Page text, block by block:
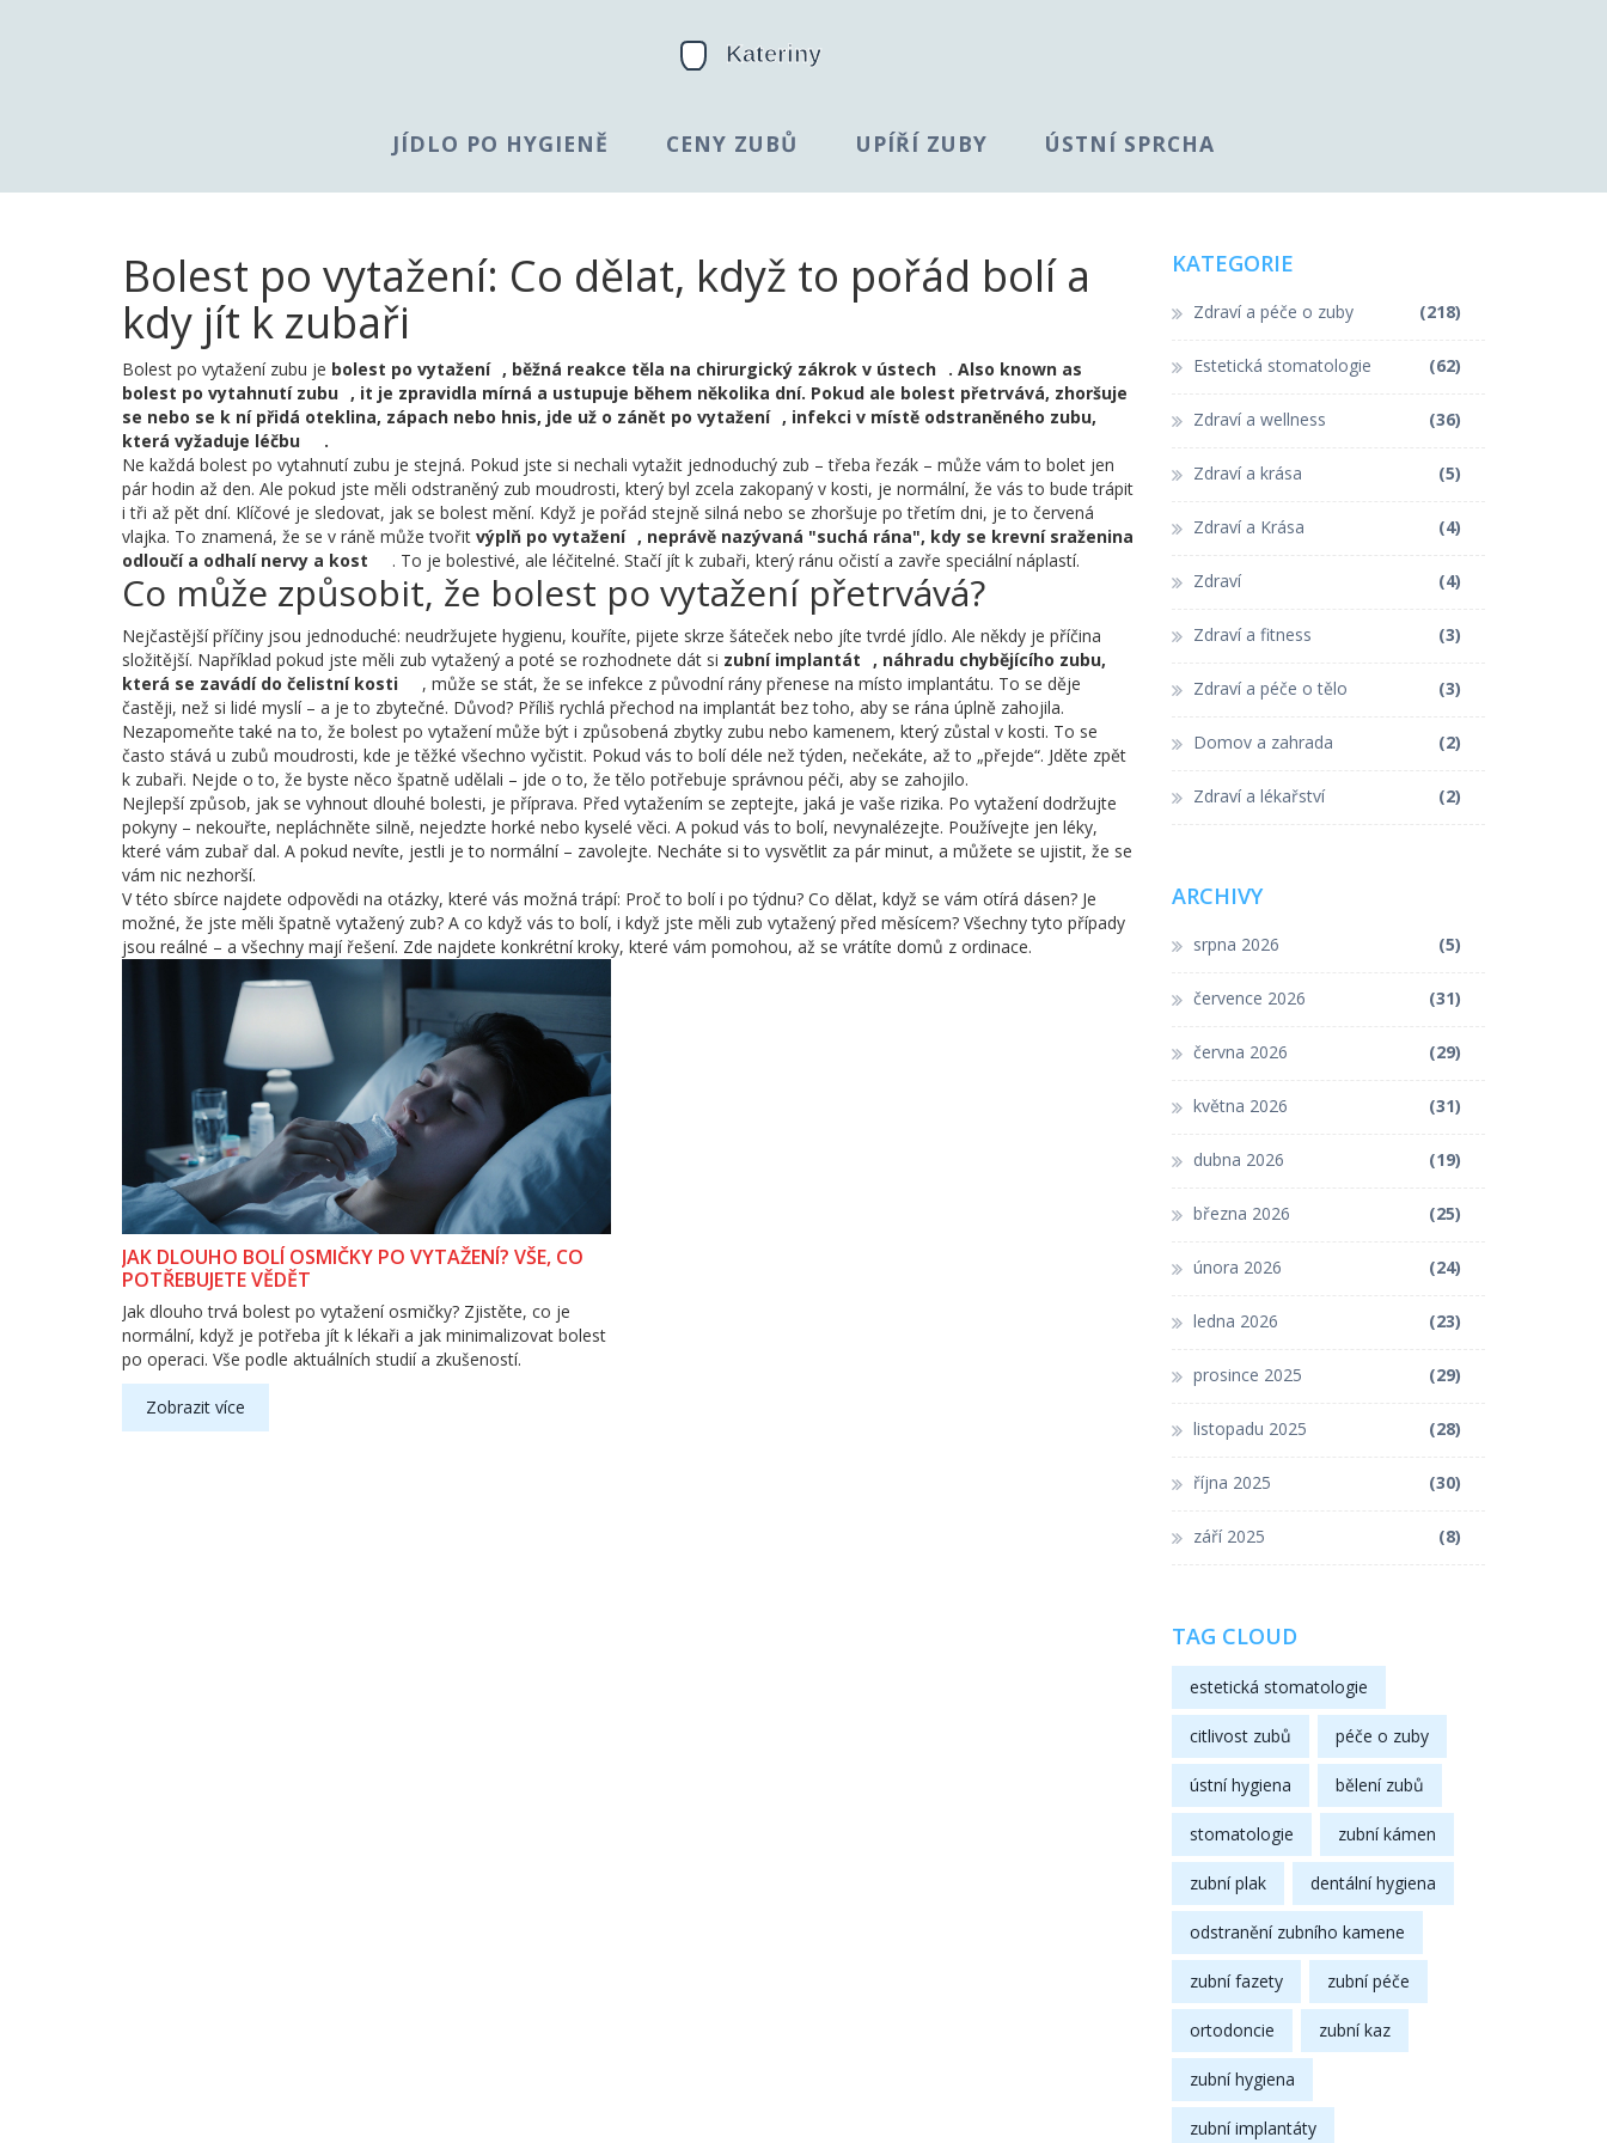
JÍDLO PO HYGIENĚ CENY ZUBŮ UPÍŘÍ ZUBY ÚSTNÍ SPRCHA
Bolest po vytažení: Co dělat, když to pořád bolí a
kdy jít k zubaři
Bolest po vytažení zubu je bolest po vytažení , běžná reakce těla na chirurgický zákrok v ústech . Also known as
bolest po vytahnutí zubu , it je zpravidla mírná a ustupuje během několika dní. Pokud ale bolest přetrvává, zhoršuje
se nebo se k ní přidá oteklina, zápach nebo hnis, jde už o zánět po vytažení , infekci v místě odstraněného zubu,
která vyžaduje léčbu
.
Ne každá bolest po vytahnutí zubu je stejná. Pokud jste si nechali vytažit jednoduchý zub – třeba řezák – může vám to bolet jen
pár hodin až den. Ale pokud jste měli odstraněný zub moudrosti, který byl zcela zakopaný v kosti, je normální, že vás to bude trápit
i tři až pět dní. Klíčové je sledovat, jak se bolest mění. Když je pořád stejně silná nebo se zhoršuje po třetím dni, je to červená
vlajka. To znamená, že se v ráně může tvořit výplň po vytažení , neprávě nazývaná "suchá rána", kdy se krevní sraženina
odloučí a odhalí nervy a kost
. To je bolestivé, ale léčitelné. Stačí jít k zubaři, který ránu očistí a zavře speciální náplastí.
Co může způsobit, že bolest po vytažení přetrvává?
Nejčastější příčiny jsou jednoduché: neudržujete hygienu, kouříte, pijete skrze šáteček nebo jíte tvrdé jídlo. Ale někdy je příčina
složitější. Například pokud jste měli zub vytažený a poté se rozhodnete dát si zubní implantát , náhradu chybějícího zubu,
která se zavádí do čelistní kosti
, může se stát, že se infekce z původní rány přenese na místo implantátu. To se děje
častěji, než si lidé myslí – a je to zbytečné. Důvod? Příliš rychlá přechod na implantát bez toho, aby se rána úplně zahojila.
Nezapomeňte také na to, že bolest po vytažení může být i způsobená zbytky zubu nebo kamenem, který zůstal v kosti. To se
často stává u zubů moudrosti, kde je těžké všechno vyčistit. Pokud vás to bolí déle než týden, nečekáte, až to „přejde“. Jděte zpět
k zubaři. Nejde o to, že byste něco špatně udělali – jde o to, že tělo potřebuje správnou péči, aby se zahojilo.
Nejlepší způsob, jak se vyhnout dlouhé bolesti, je příprava. Před vytažením se zeptejte, jaká je vaše rizika. Po vytažení dodržujte
pokyny – nekouřte, nepláchněte silně, nejedzte horké nebo kyselé věci. A pokud vás to bolí, nevynalézejte. Používejte jen léky,
které vám zubař dal. A pokud nevíte, jestli je to normální – zavolejte. Necháte si to vysvětlit za pár minut, a můžete se ujistit, že se
vám nic nezhorší.
V této sbírce najdete odpovědi na otázky, které vás možná trápí: Proč to bolí i po týdnu? Co dělat, když se vám otírá dásen? Je
možné, že jste měli špatně vytažený zub? A co když vás to bolí, i když jste měli zub vytažený před měsícem? Všechny tyto případy
jsou reálné – a všechny mají řešení. Zde najdete konkrétní kroky, které vám pomohou, až se vrátíte domů z ordinace.
JAK DLOUHO BOLÍ OSMIČKY PO VYTAŽENÍ? VŠE, CO
POTŘEBUJETE VĚDĚT
Jak dlouho trvá bolest po vytažení osmičky? Zjistěte, co je
normální, když je potřeba jít k lékaři a jak minimalizovat bolest
po operaci. Vše podle aktuálních studií a zkušeností.
Zobrazit více
KATEGORIE
Zdraví a péče o zuby (218)
Estetická stomatologie (62)
Zdraví a wellness (36)
Zdraví a krása (5)
Zdraví a Krása (4)
Zdraví (4)
Zdraví a fitness (3)
Zdraví a péče o tělo (3)
Domov a zahrada (2)
Zdraví a lékařství (2)
ARCHIVY
srpna 2026 (5)
července 2026 (31)
června 2026 (29)
května 2026 (31)
dubna 2026 (19)
března 2026 (25)
února 2026 (24)
ledna 2026 (23)
prosince 2025 (29)
listopadu 2025 (28)
října 2025 (30)
září 2025 (8)
TAG CLOUD
estetická stomatologie
citlivost zubů péče o zuby
ústní hygiena bělení zubů
stomatologie zubní kámen
zubní plak dentální hygiena
odstranění zubního kamene
zubní fazety zubní péče
ortodoncie zubní kaz
zubní hygiena
zubní implantáty